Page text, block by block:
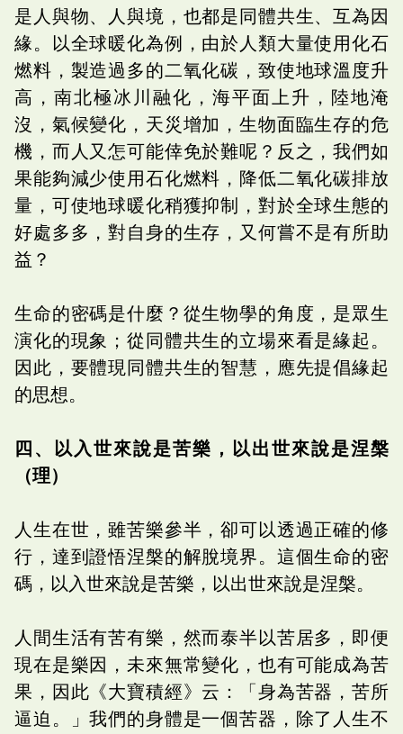
是人與物、人與境，也都是同體共生、互為因
緣。以全球暖化為例，由於人類大量使用化石
燃料，製造過多的二氧化碳，致使地球溫度升
高，南北極冰川融化，海平面上升，陸地淹
沒，氣候變化，天災增加，生物面臨生存的危
機，而人又怎可能倖免於難呢？反之，我們如
果能夠減少使用石化燃料，降低二氧化碳排放
量，可使地球暖化稍獲抑制，對於全球生態的
好處多多，對自身的生存，又何嘗不是有所助
益？
生命的密碼是什麼？從生物學的角度，是眾生
演化的現象；從同體共生的立場來看是緣起。
因此，要體現同體共生的智慧，應先提倡緣起
的思想。
四、以入世來說是苦樂，以出世來說是涅槃
（理）
人生在世，雖苦樂參半，卻可以透過正確的修
行，達到證悟涅槃的解脫境界。這個生命的密
碼，以入世來說是苦樂，以出世來說是涅槃。
人間生活有苦有樂，然而泰半以苦居多，即便
現在是樂因，未來無常變化，也有可能成為苦
果，因此《大寶積經》云：「身為苦器，苦所
逼迫。」我們的身體是一個苦器，除了人生不